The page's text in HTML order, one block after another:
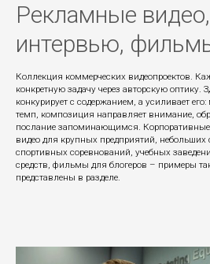
Рекламные видео,
интервью,
Коллекция коммерческих видеопроектов.
конкретную задачу через авторскую оптику.
конкурирует с содержанием, а усиливает
темп, композиция направляет внимание,
послание запоминающимся.
видео для крупных предприятий, небольших
спортивных соревнований, учебных
средств, фильмы для блогеров – примеры
представлены в разделе.